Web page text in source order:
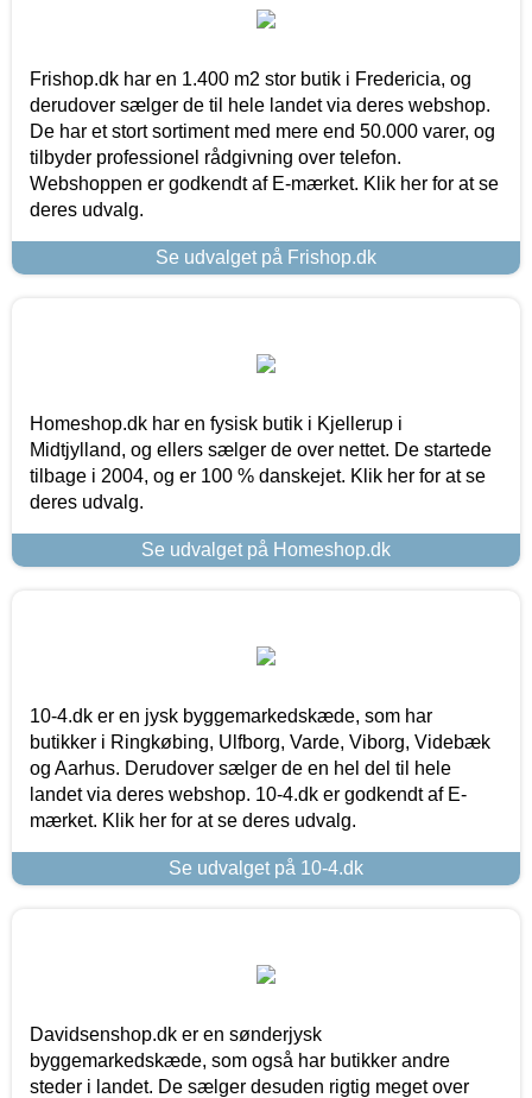
Frishop.dk har en 1.400 m2 stor butik i Fredericia, og
derudover sælger de til hele landet via deres webshop.
De har et stort sortiment med mere end 50.000 varer, og
tilbyder professionel rådgivning over telefon.
Webshoppen er godkendt af E-mærket. Klik her for at se
deres udvalg.
Se udvalget på Frishop.dk
Homeshop.dk har en fysisk butik i Kjellerup i
Midtjylland, og ellers sælger de over nettet. De startede
tilbage i 2004, og er 100 % danskejet. Klik her for at se
deres udvalg.
Se udvalget på Homeshop.dk
10-4.dk er en jysk byggemarkedskæde, som har
butikker i Ringkøbing, Ulfborg, Varde, Viborg, Videbæk
og Aarhus. Derudover sælger de en hel del til hele
landet via deres webshop. 10-4.dk er godkendt af E-
mærket. Klik her for at se deres udvalg.
Se udvalget på 10-4.dk
Davidsenshop.dk er en sønderjysk
byggemarkedskæde, som også har butikker andre
steder i landet. De sælger desuden rigtig meget over